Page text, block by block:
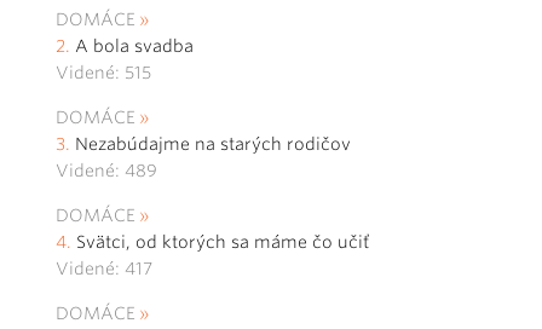
DOMÁCE
A bola svadba
Videné: 515
DOMÁCE
Nezabúdajme na starých rodičov
Videné: 489
DOMÁCE
Svätci, od ktorých sa máme čo učiť
Videné: 417
DOMÁCE